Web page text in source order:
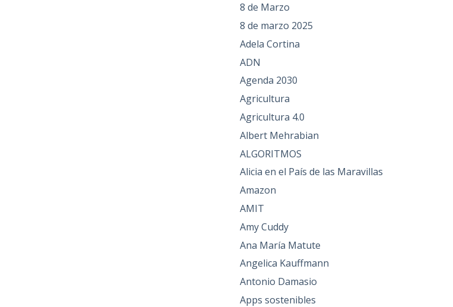
8 de Marzo
8 de marzo 2025
Adela Cortina
ADN
Agenda 2030
Agricultura
Agricultura 4.0
Albert Mehrabian
ALGORITMOS
Alicia en el País de las Maravillas
Amazon
AMIT
Amy Cuddy
Ana María Matute
Angelica Kauffmann
Antonio Damasio
Apps sostenibles